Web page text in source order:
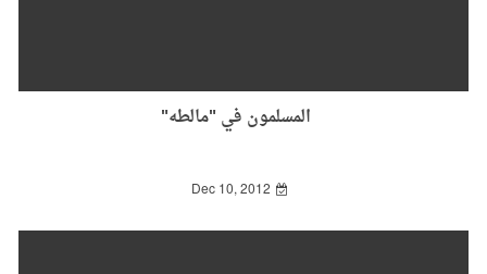
المسلمون في "مالطه"
Dec 10, 2012